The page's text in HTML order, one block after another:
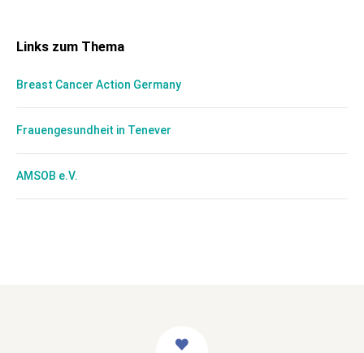
Links zum Thema
Breast Cancer Action Germany
Frauengesundheit in Tenever
AMSOB e.V.